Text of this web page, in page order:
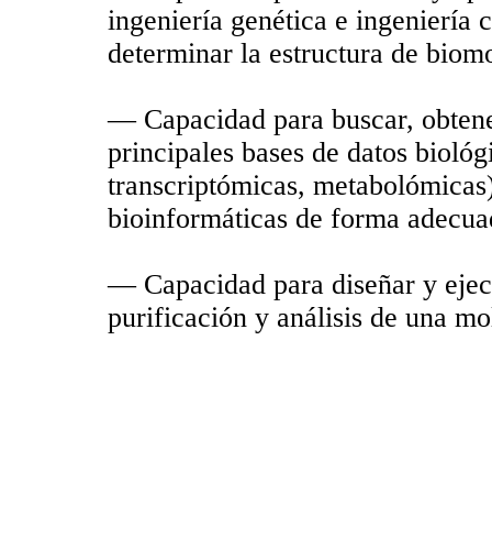
ingeniería genética e ingeniería
determinar la estructura de
— Capacidad para buscar,
principales bases de datos
transcriptómicas,
bioinformáticas de forma
— Capacidad para diseñar y
purificación y análisis de una